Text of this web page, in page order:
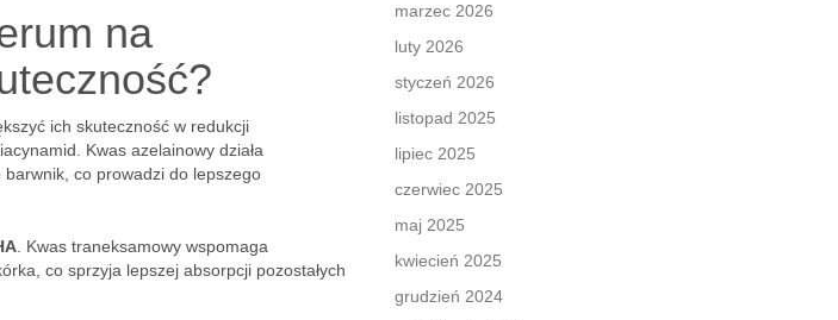
na
ich skuteczność w redukcji
Kwas azelainowy działa
co prowadzi do lepszego
. Kwas traneksamowy wspomaga
co sprzyja lepszej absorpcji pozostałych
marzec 2026
luty 2026
styczeń 2026
listopad 2025
lipiec 2025
czerwiec 2025
maj 2025
kwiecień 2025
grudzień 2024